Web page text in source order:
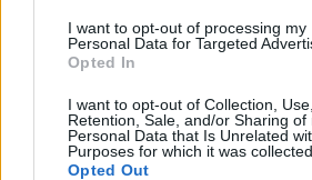
I want to opt-out of processing my
Personal Data for Targeted
Opted In
I want to opt-out of Collection, Use,
Retention, Sale, and/or Sharing of
Personal Data that Is Unrelated
Purposes for which it was collected.
Opted Out
Ο ιατροδικαστής ερωτώμενος
αμφισβήτησης της ασφυξίας,
οριστεί τεχνικός σύμβουλος
Ρούλας Πισπιρίγκου θα συμβεί
ταυτόχρονα θα πρέπει να